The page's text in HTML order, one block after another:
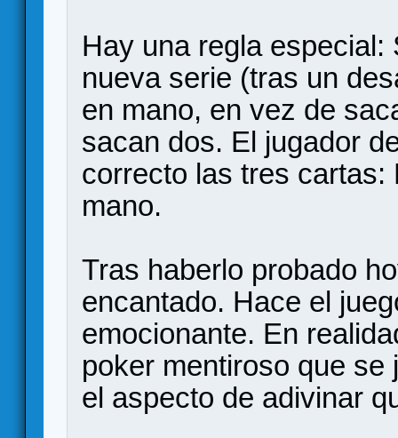
Hay una regla especial:
nueva serie (tras un
en mano, en vez de
sacan dos. El jugador
correcto las tres
mano.
Tras haberlo probado
encantado. Hace el
emocionante. En
poker mentiroso que
el aspecto de adivinar